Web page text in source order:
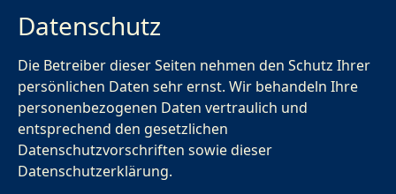
Datenschutz
Die Betreiber dieser Seiten nehmen den Schutz Ihrer
persönlichen Daten sehr ernst. Wir behandeln Ihre
personenbezogenen Daten vertraulich und
entsprechend den gesetzlichen
Datenschutzvorschriften sowie dieser
Datenschutzerklärung.